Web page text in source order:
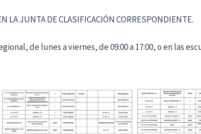
LA JUNTA DE CLASIFICACIÓN CORRESPONDIENTE.
de lunes a viernes, de 09:00 a 17:00, o en las